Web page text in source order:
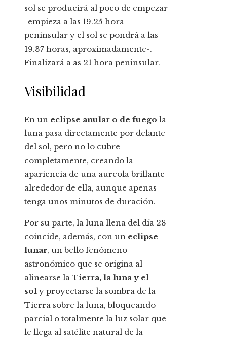
sol se producirá al poco de empezar
-empieza a las 19.25 hora
peninsular y el sol se pondrá a las
19.37 horas, aproximadamente-.
Finalizará a as 21 hora peninsular.
Visibilidad
En un eclipse anular o de fuego la
luna pasa directamente por delante
del sol, pero no lo cubre
completamente, creando la
apariencia de una aureola brillante
alrededor de ella, aunque apenas
tenga unos minutos de duración.
Por su parte, la luna llena del día 28
coincide, además, con un eclipse
lunar, un bello fenómeno
astronómico que se origina al
alinearse la Tierra, la luna y el
sol y proyectarse la sombra de la
Tierra sobre la luna, bloqueando
parcial o totalmente la luz solar que
le llega al satélite natural de la